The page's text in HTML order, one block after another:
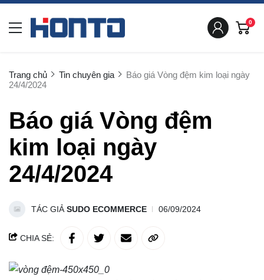
0
Trang chủ Tin chuyên gia
Báo giá Vòng đệm kim loại ngày
24/4/2024
Báo giá Vòng đệm
kim loại ngày
24/4/2024
TÁC GIẢ SUDO ECOMMERCE 06/09/2024
CHIA SẺ: